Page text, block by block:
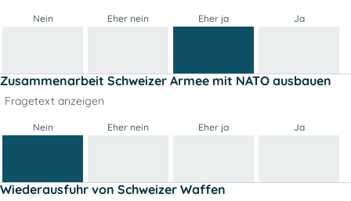
Nein Eher nein Eher ja Ja
Zusammenarbeit Schweizer Armee mit NATO ausbauen
Fragetext anzeigen
Nein Eher nein Eher ja Ja
Wiederausfuhr von Schweizer Waffen